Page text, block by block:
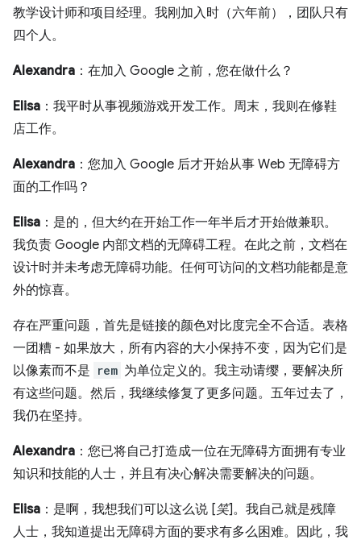
教学设计师和项目经理。我刚加入时（六年前），团队只有
四个人。
Alexandra ：在加入 Google 之前，您在做什么？
Elisa ：我平时从事视频游戏开发工作。周末，我则在修鞋
店工作。
Alexandra ：您加入 Google 后才开始从事 Web 无障碍方
面的工作吗？
Elisa ：是的，但大约在开始工作一年半后才开始做兼职。
我负责 Google 内部文档的无障碍工程。在此之前，文档在
设计时并未考虑无障碍功能。任何可访问的文档功能都是意
外的惊喜。
存在严重问题，首先是链接的颜色对比度完全不合适。表格
一团糟 - 如果放大，所有内容的大小保持不变，因为它们是
以像素而不是 rem 为单位定义的。我主动请缨，要解决所
有这些问题。然后，我继续修复了更多问题。五年过去了，
我仍在坚持。
Alexandra ：您已将自己打造成一位在无障碍方面拥有专业
知识和技能的人士，并且有决心解决需要解决的问题。
Elisa ：是啊，我想我们可以这么说 [笑]。我自己就是残障
人士，我知道提出无障碍方面的要求有多么困难。因此，我